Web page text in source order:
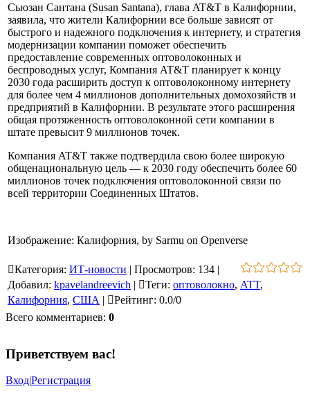
Сьюзан Сантана (Susan Santana), глава AT&T в Калифорнии,
заявила, что жители Калифорнии все больше зависят от
быстрого и надежного подключения к интернету, и стратегия
модернизации компании поможет обеспечить
предоставление современных оптоволоконных и
беспроводных услуг, Компания AT&T планирует к концу
2030 года расширить доступ к оптоволоконному интернету
для более чем 4 миллионов дополнительных домохозяйств и
предприятий в Калифорнии. В результате этого расширения
общая протяженность оптоволоконной сети компании в
штате превысит 9 миллионов точек.
Компания AT&T также подтвердила свою более широкую
общенациональную цель — к 2030 году обеспечить более 60
миллионов точек подключения оптоволоконной связи по
всей территории Соединенных Штатов.
Изображение: Калифорния, by Sarmu on Openverse
Категория: ИТ-новости | Просмотров: 134 |
Добавил: kpavelandreevich | Теги: оптоволокно, ATT,
Калифорния, США | Рейтинг: 0.0/0
Всего комментариев: 0
Приветствуем вас!
Вход|Регистрация